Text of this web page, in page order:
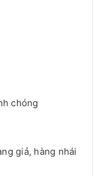
chóng
giả, hàng nhái